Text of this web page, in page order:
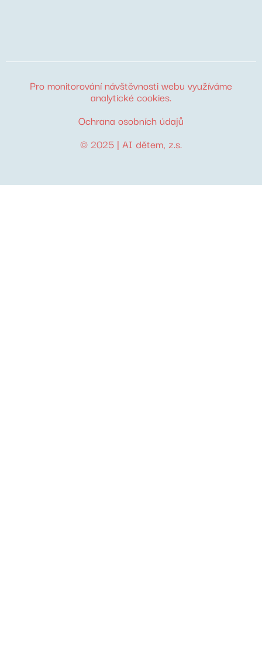
Pro monitorování návštěvnosti webu využíváme
analytické cookies.
Ochrana osobních údajů
© 2025 | AI dětem, z.s.